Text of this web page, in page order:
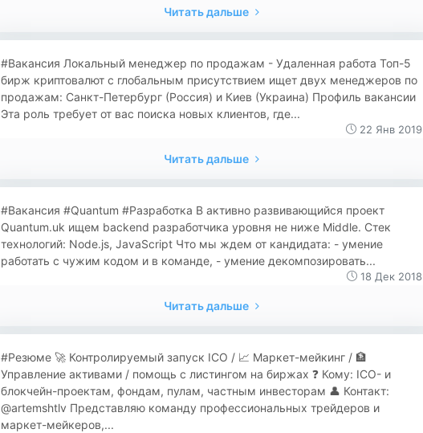
Читать дальше
#Вакансия Локальный менеджер по продажам - Удаленная работа Топ-5
бирж криптовалют с глобальным присутствием ищет двух менеджеров по
продажам: Санкт-Петербург (Россия) и Киев (Украина) Профиль вакансии
Эта роль требует от вас поиска новых клиентов, где...
22 Янв 2019
Читать дальше
#Вакансия #Quantum #Разработка В активно развивающийся проект
Quantum.uk ищем backend разработчика уровня не ниже Middle. Стек
технологий: Node.js, JavaScript Что мы ждем от кандидата: - умение
работать с чужим кодом и в команде, - умение декомпозировать...
18 Дек 2018
Читать дальше
#Резюме 🚀 Контролируемый запуск ICO / 📈 Маркет-мейкинг / 🏦
Управление активами / помощь с листингом на биржах ❓ Кому: ICO- и
блокчейн-проектам, фондам, пулам, частным инвесторам 👤 Контакт:
@artemshtlv Представляю команду профессиональных трейдеров и
маркет-мейкеров,...